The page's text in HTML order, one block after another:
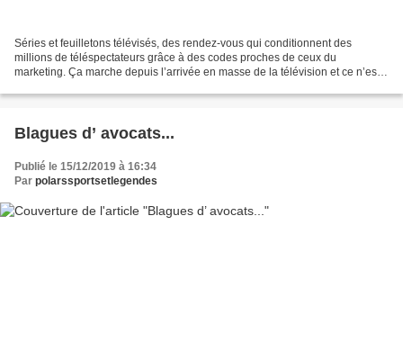
Séries et feuilletons télévisés, des rendez-vous qui conditionnent des
millions de téléspectateurs grâce à des codes proches de ceux du
marketing. Ça marche depuis l’arrivée en masse de la télévision et ce n’est
Blagues d’ avocats...
Publié le 15/12/2019 à 16:34
Par polarssportsetlegendes